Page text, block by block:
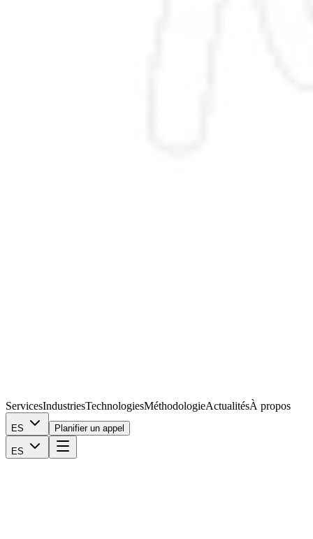
ServicesIndustriesTechnologiesMéthodologieActualitésÀ propos
ES Planifier un appel
ES